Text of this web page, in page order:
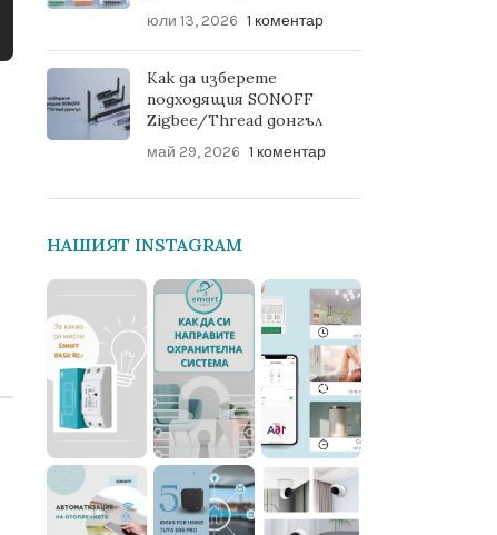
юли 13, 2026 1 коментар
Как да изберете
подходящия SONOFF
Zigbee/Thread донгъл
май 29, 2026 1 коментар
НАШИЯТ INSTAGRAM